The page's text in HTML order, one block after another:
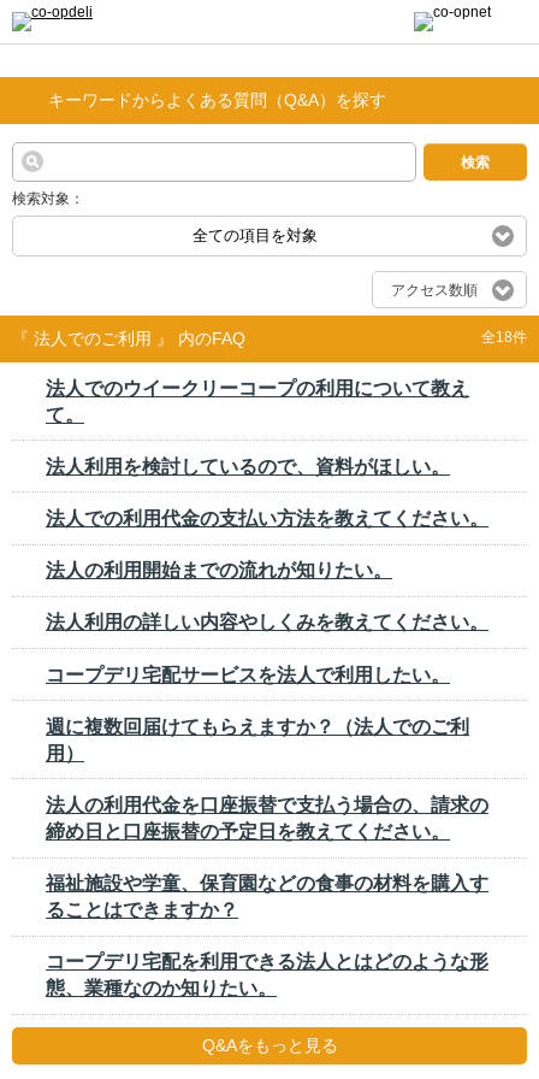
キーワードからよくある質問（Q&A）を探す
検索対象：
全ての項目を対象
検索
アクセス数順
『 法人でのご利用 』 内のFAQ 全18件
法人でのウイークリーコープの利用について教え
て。
法人利用を検討しているので、資料がほしい。
法人での利用代金の支払い方法を教えてください。
法人の利用開始までの流れが知りたい。
法人利用の詳しい内容やしくみを教えてください。
コープデリ宅配サービスを法人で利用したい。
週に複数回届けてもらえますか？（法人でのご利
用）
法人の利用代金を口座振替で支払う場合の、請求の
締め日と口座振替の予定日を教えてください。
福祉施設や学童、保育園などの食事の材料を購入す
ることはできますか？
コープデリ宅配を利用できる法人とはどのような形
態、業種なのか知りたい。
Q&Aをもっと見る